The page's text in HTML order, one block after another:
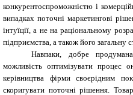
конкурентоспроможністю і
випадках поточні маркетингові
інтуїції, а не на раціональному
підприємства, а також його загальну
Навпаки, добре
можливість оптимізувати процес
керівництва фірми своєрідним
скоригувати поточні рішення.